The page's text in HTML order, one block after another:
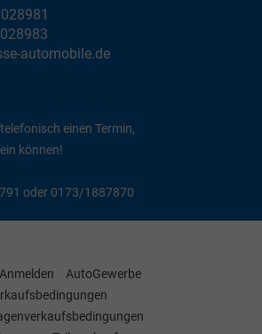
automobile.de
einen Termin,
können!
oder 0173/1887870
Anmelden
AutoGewerbe